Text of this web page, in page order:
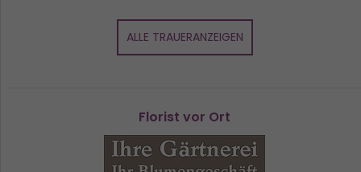
ALLE TRAUERANZEIGEN
Florist vor Ort